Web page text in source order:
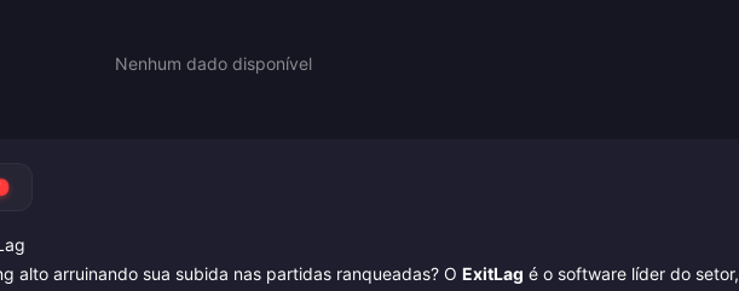
Nenhum dado disponível
alto arruinando sua subida nas partidas ranqueadas? O ExitLag é o software líder do setor,